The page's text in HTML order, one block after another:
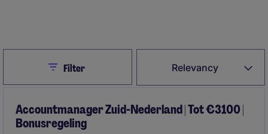
Relevancy
CloseFilter
Accountmanager Zuid-Nederland | Tot €3100 |
Bonusregeling